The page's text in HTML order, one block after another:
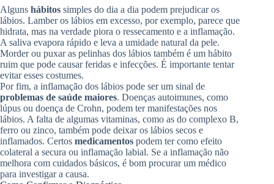
Alguns hábitos simples do dia a dia podem prejudicar os
lábios. Lamber os lábios em excesso, por exemplo, parece que
hidrata, mas na verdade piora o ressecamento e a inflamação.
A saliva evapora rápido e leva a umidade natural da pele.
Morder ou puxar as pelinhas dos lábios também é um hábito
ruim que pode causar feridas e infecções. É importante tentar
evitar esses costumes.
Por fim, a inflamação dos lábios pode ser um sinal de
problemas de saúde maiores. Doenças autoimunes, como
lúpus ou doença de Crohn, podem ter manifestações nos
lábios. A falta de algumas vitaminas, como as do complexo B,
ferro ou zinco, também pode deixar os lábios secos e
inflamados. Certos medicamentos podem ter como efeito
colateral a secura ou inflamação labial. Se a inflamação não
melhora com cuidados básicos, é bom procurar um médico
para investigar a causa.